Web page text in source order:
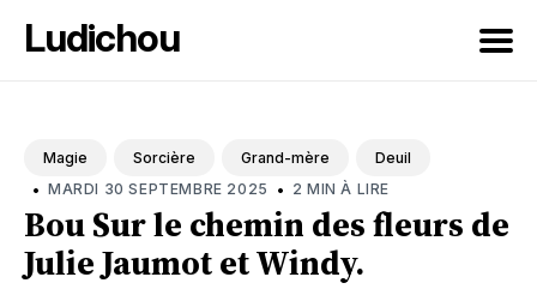
Ludichou
blog
Magie Sorcière Grand-mère Deuil
• MARDI 30 SEPTEMBRE 2025 • 2 MIN À LIRE
Bou Sur le chemin des fleurs de
Julie Jaumot et Windy.